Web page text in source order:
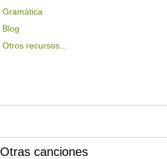
Gramática
Blog
Otros recursos...
Otras canciones